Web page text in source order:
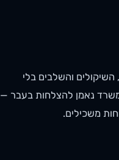
והשלבים בלי
נאמן להצלחות בעבר —
משכילים.